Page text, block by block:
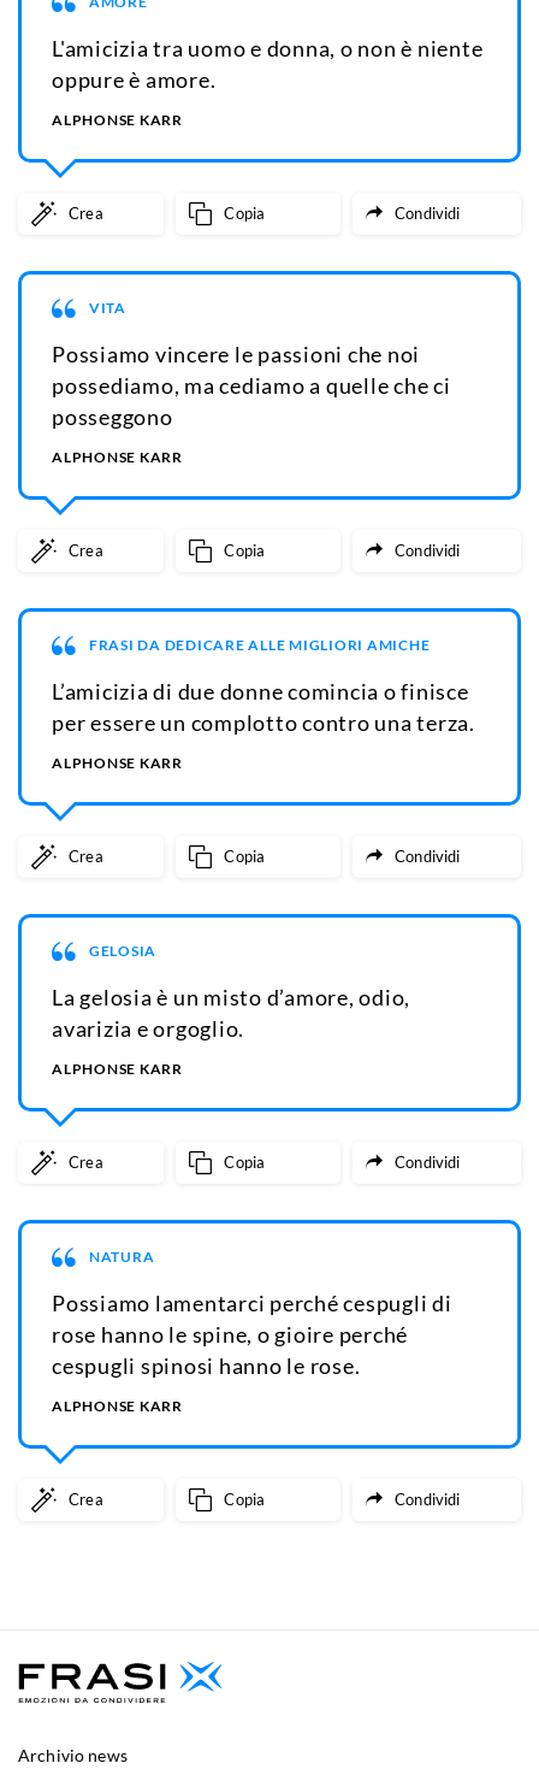
L'amicizia tra uomo e donna, o non è niente
oppure è amore.
ALPHONSE KARR
Crea Copia Condividi
VITA
Possiamo vincere le passioni che noi
possediamo, ma cediamo a quelle che ci
posseggono
ALPHONSE KARR
Crea Copia Condividi
FRASI DA DEDICARE ALLE MIGLIORI AMICHE
L’amicizia di due donne comincia o finisce
per essere un complotto contro una terza.
ALPHONSE KARR
Crea Copia Condividi
GELOSIA
La gelosia è un misto d’amore, odio,
avarizia e orgoglio.
ALPHONSE KARR
Crea Copia Condividi
NATURA
Possiamo lamentarci perché cespugli di
rose hanno le spine, o gioire perché
cespugli spinosi hanno le rose.
ALPHONSE KARR
Crea Copia Condividi
Archivio news